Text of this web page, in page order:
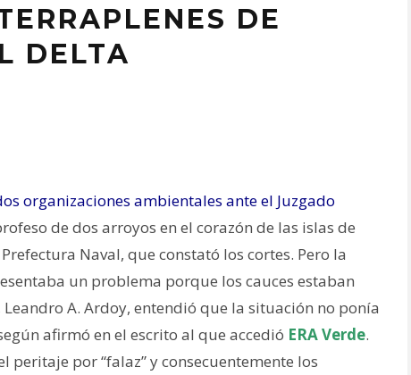
DE
DELTA
organizaciones ambientales ante el Juzgado
de dos arroyos en el corazón de las islas de
Naval, que constató los cortes. Pero la
un problema porque los cauces estaban
A. Ardoy, entendió que la situación no ponía
afirmó en el escrito al que accedió ERA Verde.
peritaje por “falaz” y consecuentemente los